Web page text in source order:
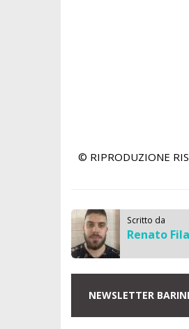
© RIPRODUZIONE
Scritto da
Renato
NEWSLETTER